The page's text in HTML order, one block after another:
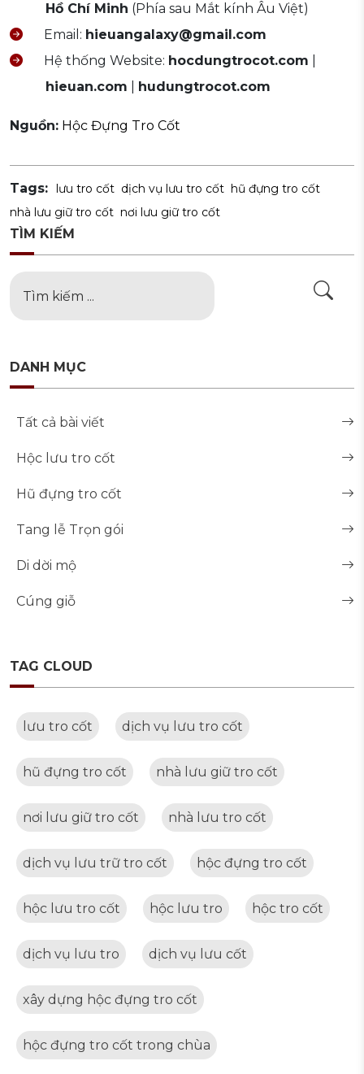
Hồ Chí Minh (Phía sau Mắt kính Âu Việt)
Email: hieuangalaxy@gmail.com
Hệ thống Website: hocdungtrocot.com
hieuan.com
hudungtrocot.com
Nguồn: Hộc Đựng Tro Cốt
Tags: lưu tro cốt dịch vụ lưu tro cốt hũ đựng tro cốt
nhà lưu giữ tro cốt nơi lưu giữ tro cốt
TÌM KIẾM
DANH MỤC
Tất cả bài viết
Hộc lưu tro cốt
Hũ đựng tro cốt
Tang lễ Trọn gói
Di dời mộ
Cúng giỗ
TAG CLOUD
lưu tro cốt dịch vụ lưu tro cốt
hũ đựng tro cốt nhà lưu giữ tro cốt
nơi lưu giữ tro cốt nhà lưu tro cốt
dịch vụ lưu trữ tro cốt hộc đựng tro cốt
hộc lưu tro cốt hộc lưu tro hộc tro cốt
dịch vụ lưu tro dịch vụ lưu cốt
xây dựng hộc đựng tro cốt
hộc đựng tro cốt trong chùa